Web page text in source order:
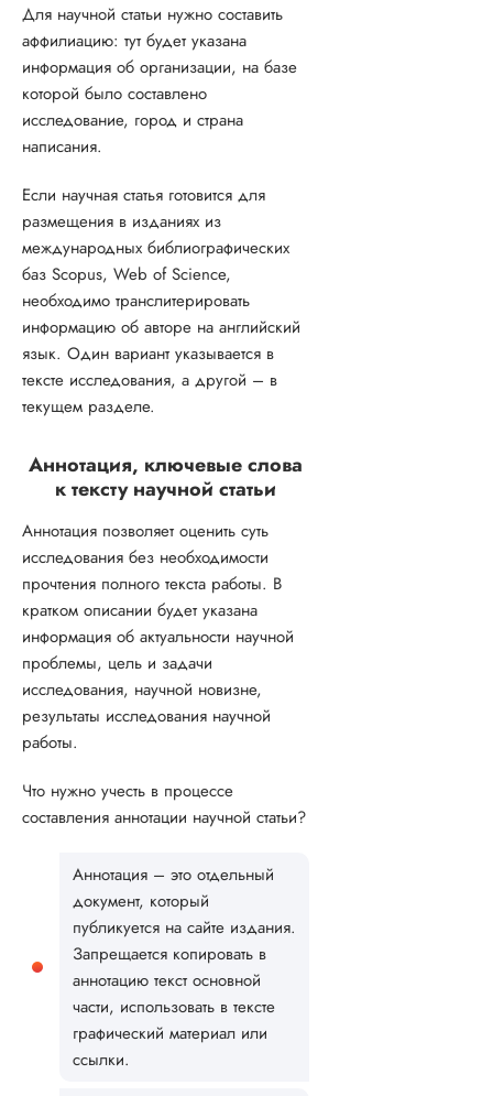
Для научной статьи нужно составить
аффилиацию: тут будет указана
информация об организации, на базе
которой было составлено
исследование, город и страна
написания.
Если научная статья готовится для
размещения в изданиях из
международных библиографических
баз Scopus, Web of Science,
необходимо транслитерировать
информацию об авторе на английский
язык. Один вариант указывается в
тексте исследования, а другой – в
текущем разделе.
Аннотация, ключевые слова
к тексту научной статьи
Аннотация позволяет оценить суть
исследования без необходимости
прочтения полного текста работы. В
кратком описании будет указана
информация об актуальности научной
проблемы, цель и задачи
исследования, научной новизне,
результаты исследования научной
работы.
Что нужно учесть в процессе
составления аннотации научной статьи?
Аннотация – это отдельный
документ, который
публикуется на сайте издания.
Запрещается копировать в
аннотацию текст основной
части, использовать в тексте
графический материал или
ссылки.